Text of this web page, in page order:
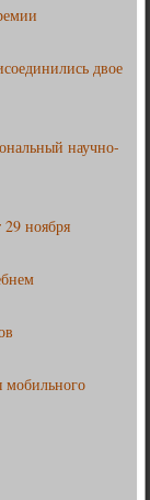
двое
научно-
29 ноября
мобильного